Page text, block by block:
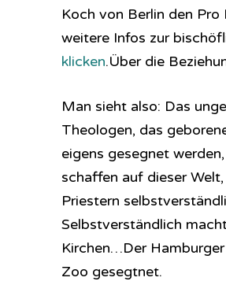
Koch von Berlin den
weitere Infos zur
klicken.Über die
Man sieht also: Das
Theologen, das
eigens gesegnet
schaffen auf dieser
Priestern
Selbstverständlich
Kirchen…Der
Zoo gesegtnet.